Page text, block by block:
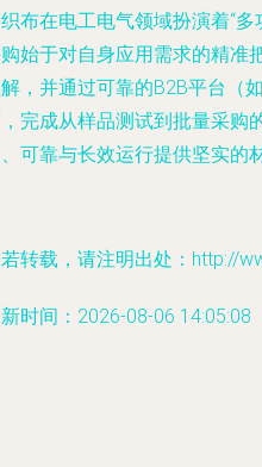
布在电工电气领域扮演着“
始于对自身应用需求的精准
，并通过可靠的B2B平台（
完成从样品测试到批量采购
可靠与长效运行提供坚实的
转载，请注明出处：http://
时间：2026-08-06 14:05:08